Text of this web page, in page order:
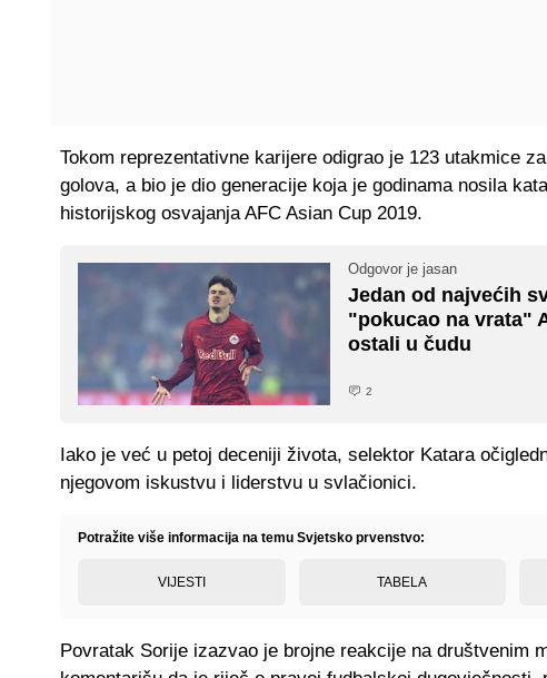
Tokom reprezentativne karijere odigrao je 123 utakmice
golova, a bio je dio generacije koja je godinama nosila
historijskog osvajanja AFC Asian Cup 2019.
Odgovor je jasan
Jedan od najvećih
"pokucao na vrata"
ostali u čudu
2
Iako je već u petoj deceniji života, selektor Katara
njegovom iskustvu i liderstvu u svlačionici.
Potražite više informacija na temu Svjetsko prvenstvo:
VIJESTI TABELA
Povratak Sorije izazvao je brojne reakcije na društvenim